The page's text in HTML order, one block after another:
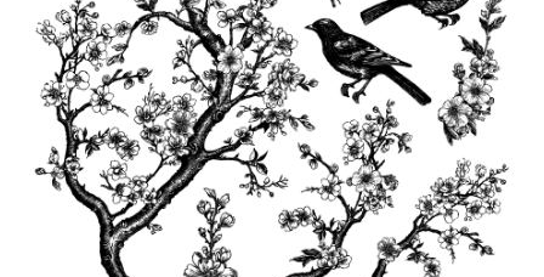
Over mij
Contact